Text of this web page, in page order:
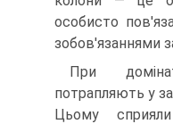
особисто
зобов'язаннями
При
потрапляють у
Цьому